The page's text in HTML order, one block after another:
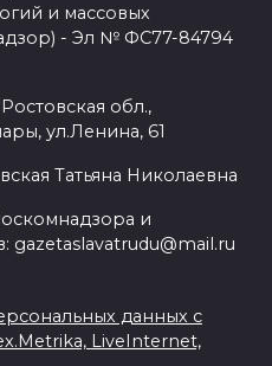
и массовых
- Эл № ФС77-84794
обл.,
ул.Ленина, 61
Татьяна Николаевна
и
gazetaslavatrudu@mail.ru
данных с
LiveInternet,